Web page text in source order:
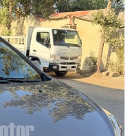
سيدان
أساسية
سعة
1.6
لتر،
بنزين
أوتوماتيكي
بدفع
أمامي
مستعمل